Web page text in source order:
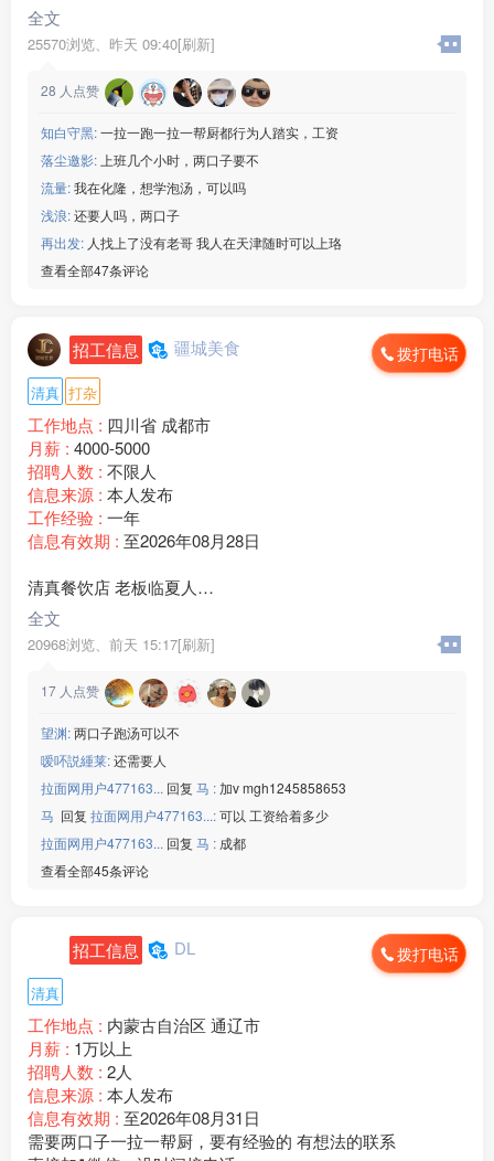
全文
25570浏览、 昨天 09:40[刷新]
28 人点赞
知白守黑:一拉一跑一拉一帮厨都行为人踏实，工资
落尘邀影: 上班几个小时，两口子要不
流量:我在化隆，想学泡汤，可以吗
浅浪:还要人吗，两口子
再出发: 人找上了没有老哥 我人在天津随时可以上珞
查看全部47条评论
招工信息 疆城美食 拨打电话
清真 打杂
工作地点 : 四川省 成都市
月薪 : 4000-5000
招聘人数 : 不限人
信息来源 : 本人发布
工作经验 : 一年
信息有效期 : 至2026年08月28日
清真餐饮店 老板临夏人
1、能熟练捞面操作，有餐饮面食经验优先；
2、手脚麻利，能兼顾前后厅工作，吃苦耐劳，有责任心
3、服从管理，干净整洁，
4、能稳定长期做，短期临时工勿扰。
工作时间：午市+晚市正常餐饮班次
月休两天
联系电话：15***52
地址：成都武侯区疆城美食
全文
20968浏览、 前天 15:17[刷新]
17 人点赞
望渊:两口子跑汤可以不
嗳吥説緟莱:还需要人
拉面网用户477163... 回复 马 :加v mgh1245858653
马 回复 拉面网用户477163...:可以 工资给着多少
拉面网用户477163... 回复 马 : 成都
查看全部45条评论
招工信息 DL 拨打电话
清真
工作地点 : 内蒙古自治区 通辽市
月薪 : 1万以上
招聘人数 : 2人
信息来源 : 本人发布
信息有效期 : 至2026年08月31日
需要两口子一拉一帮厨，要有经验的 有想法的联系